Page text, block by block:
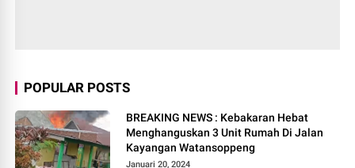
POPULAR POSTS
BREAKING NEWS : Kebakaran Hebat
Menghanguskan 3 Unit Rumah Di Jalan
Kayangan Watansoppeng
Januari 20, 2024